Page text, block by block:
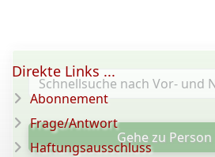
Gehe zu Person
Direkte Links ...
Abonnement
Frage/Antwort
Haftungsausschluss